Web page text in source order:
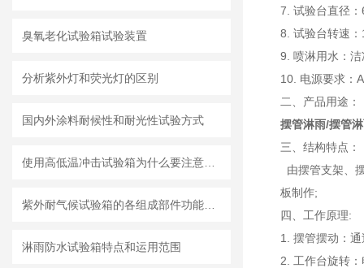
臭氧老化试验箱试验装置
分析紫外灯和荧光灯的区别
国内外涂料耐候性和耐光性试验方式
淋雨防水试验箱特点和运用范围
7. 试验台直径
8. 试验台转速
9. 喷淋用水：
10. 电源要求：
二、产品用途：
摆管淋雨/摆管
三、结构特点：
由摆管支架、
板制作;
四、 工作原理:
1. 摆管摆动：
2. 工作台旋转